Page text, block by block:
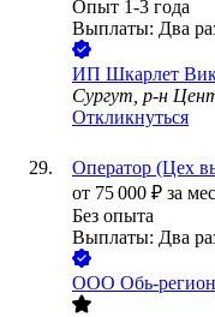
Опыт 1-3 года
Выплаты: Два
ИП Шкарлет
Сургут, р-н
Откликнуться
Оператор (Цех
от 75 000 ₽ за
Без опыта
Выплаты: Два
ООО Обь-регион